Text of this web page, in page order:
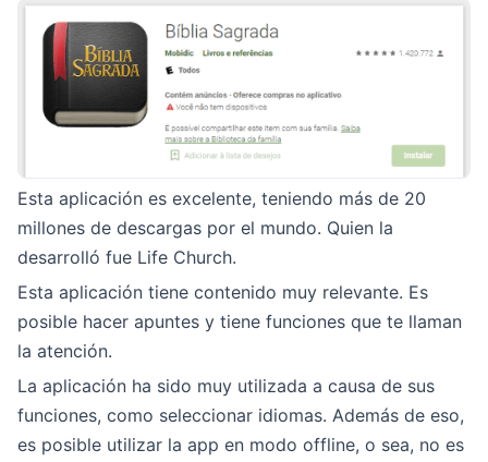
Esta aplicación es excelente, teniendo más de 20
millones de descargas por el mundo. Quien la
desarrolló fue Life Church.
Esta aplicación tiene contenido muy relevante. Es
posible hacer apuntes y tiene funciones que te llaman
la atención.
La aplicación ha sido muy utilizada a causa de sus
funciones, como seleccionar idiomas. Además de eso,
es posible utilizar la app en modo offline, o sea, no es